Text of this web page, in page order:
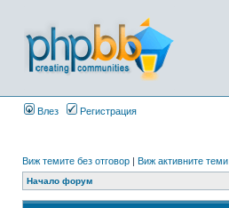
Влез Регистрация
Виж темите без отговор | Виж активните теми
Начало форум